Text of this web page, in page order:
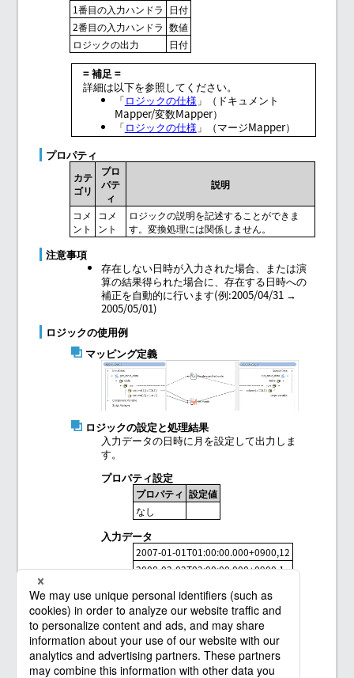
1番目の入力ハンドラ 日付
2番目の入力ハンドラ 数値
ロジックの出力
日付
= 補足 =
詳細は以下を参照してください。
「ロジックの仕様 」（ドキュメント
Mapper/変数Mapper）
「ロジックの仕様 」（マージMapper）
プロパティ
カテ
ゴリ
プロ
パテ
ィ
説明
コメ
ント
コメ
ント
ロジックの説明を記述することができま
す。変換処理には関係しません。
注意事項
存在しない日時が入力された場合、または演
算の結果得られた場合に、存在する日時への
補正を自動的に行います(例:2005/04/31 →
2005/05/01)
ロジックの使用例
マッピング定義
ロジックの設定と処理結果
入力データの日時に月を設定して出力しま
す。
プロパティ設定
プロパティ 設定値
なし
入力データ
2007-01-01T01:00:00.000+0900,12
2008-02-02T02:00:00.000+0900,1
出力データ
2007-12-01T01:00:00.000+0900
2008-01-02T02:00:00.000+0900
2010-01-03T03:00:00.000+0900